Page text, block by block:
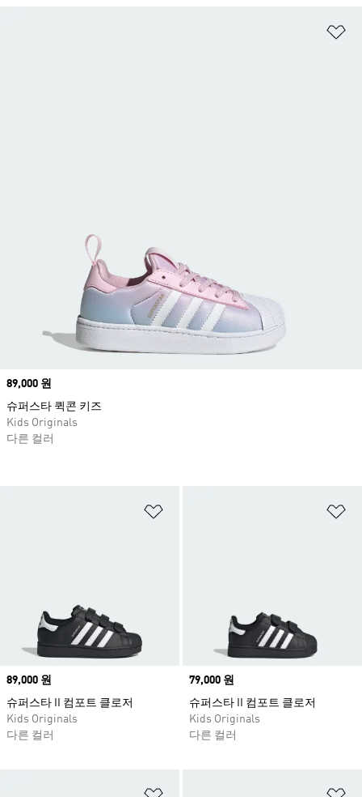
Price
89,000 원
슈퍼스타 II 컴포트 클로저
Kids Originals
다른 컬러
Price
79,000 원
슈퍼스타 II 컴포트 클로저
Kids Originals
다른 컬러
Price
89,000 원
슈퍼스타 퀵콘 키즈
Kids Originals
다른 컬러